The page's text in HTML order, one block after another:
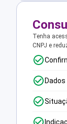
Tenha
CNPJ e